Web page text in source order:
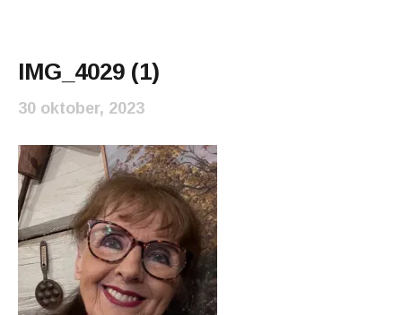
IMG_4029 (1)
30 oktober, 2023